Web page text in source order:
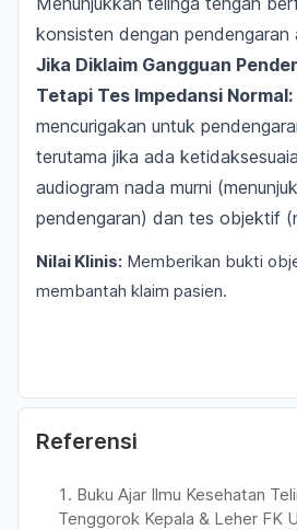
konsisten dengan pendengaran
Jika Diklaim Gangguan
Tetapi Tes Impedansi Normal:
mencurigakan untuk
terutama jika ada
audiogram nada murni
pendengaran) dan tes objektif
Nilai Klinis: Memberikan bukti
membantah klaim pasien.
Referensi
Buku Ajar Ilmu Kesehatan
Tenggorok Kepala & Leher FK